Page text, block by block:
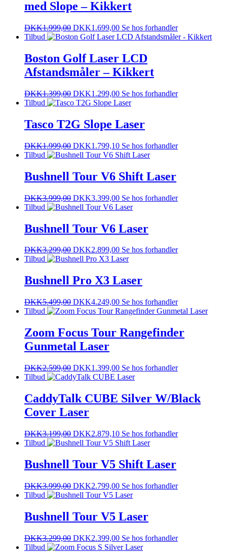
med Slope – Kikkert
DKK1.999,00 DKK1.699,00 Se hos forhandler
Tilbud
Boston Golf Laser LCD
Afstandsmåler – Kikkert
DKK1.399,00 DKK1.299,00 Se hos forhandler
Tilbud
Tasco T2G Slope Laser
DKK1.999,00 DKK1.799,10 Se hos forhandler
Tilbud
Bushnell Tour V6 Shift Laser
DKK3.999,00 DKK3.399,00 Se hos forhandler
Tilbud
Bushnell Tour V6 Laser
DKK3.299,00 DKK2.899,00 Se hos forhandler
Tilbud
Bushnell Pro X3 Laser
DKK5.499,00 DKK4.249,00 Se hos forhandler
Tilbud
Zoom Focus Tour Rangefinder
Gunmetal Laser
DKK2.599,00 DKK1.399,00 Se hos forhandler
Tilbud
CaddyTalk CUBE Silver W/Black
Cover Laser
DKK3.199,00 DKK2.879,10 Se hos forhandler
Tilbud
Bushnell Tour V5 Shift Laser
DKK3.999,00 DKK2.799,00 Se hos forhandler
Tilbud
Bushnell Tour V5 Laser
DKK3.299,00 DKK2.399,00 Se hos forhandler
Tilbud